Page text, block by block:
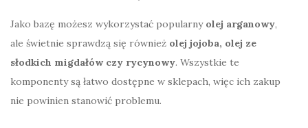
Jako bazę możesz wykorzystać popularny olej arganowy,
ale świetnie sprawdzą się również olej jojoba, olej ze
słodkich migdałów czy rycynowy. Wszystkie te
komponenty są łatwo dostępne w sklepach, więc ich zakup
nie powinien stanowić problemu.